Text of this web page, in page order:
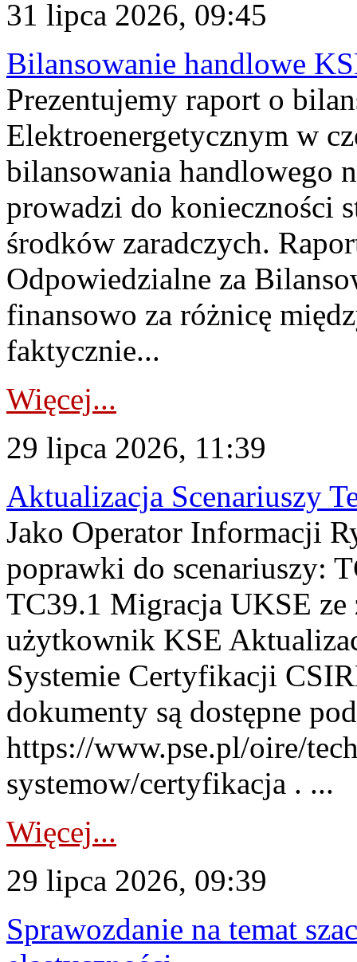
31 lipca 2026, 09:45
Bilansowanie handlowe
Prezentujemy raport o
Elektroenergetycznym w
bilansowania handlowego
prowadzi do konieczności
środków zaradczych.
Odpowiedzialne za
finansowo za różnicę
faktycznie...
Więcej...
29 lipca 2026, 11:39
Aktualizacja Scenariuszy
Jako Operator Informacji
poprawki do scenariuszy:
TC39.1 Migracja UKSE
użytkownik KSE
Systemie Certyfikacji
dokumenty są dostępne
https://www.pse.pl/oire/
systemow/certyfikacja . ...
Więcej...
29 lipca 2026, 09:39
Sprawozdanie na temat